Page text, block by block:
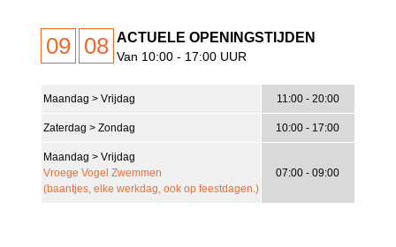
09 08 ACTUELE OPENINGSTIJDEN
Van 10:00 - 17:00 UUR
Maandag > Vrijdag 11:00 - 20:00
Zaterdag > Zondag 10:00 - 17:00
Maandag > Vrijdag
Vroege Vogel Zwemmen
(baantjes, elke werkdag, ook op feestdagen.)
07:00 - 09:00
Licht Bewolkt
Wind Gust